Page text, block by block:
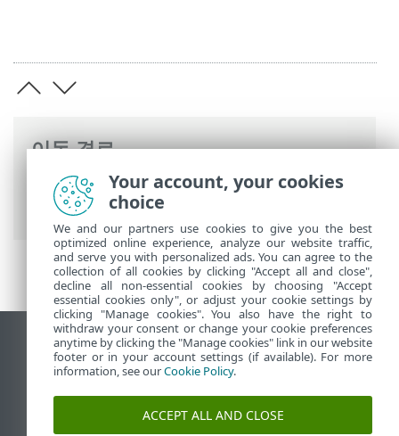
이동 경로
ESET 온라인 도움말>ESET PROTECT>시
> ESET BridgeHTTP 프록시 -
데스크톱 사이트 보기
End of Life
ESET 지식 베이스
Your account, your cookies
choice
We and our partners use cookies to give you the best
optimized online experience, analyze our website traffic,
and serve you with personalized ads. You can agree to the
collection of all cookies by clicking "Accept all and close",
decline all non-essential cookies by choosing "Accept
essential cookies only", or adjust your cookie settings by
clicking "Manage cookies". You also have the right to
withdraw your consent or change your cookie preferences
anytime by clicking the "Manage cookies" link in our website
footer or in your account settings (if available). For more
information, see ourCookie Policy.
ACCEPT ALL AND CLOSE